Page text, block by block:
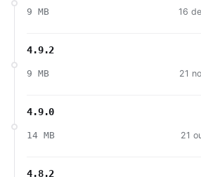
9 MB 16
4.9.2
9 MB 21
4.9.0
14 MB 21
4.8.2